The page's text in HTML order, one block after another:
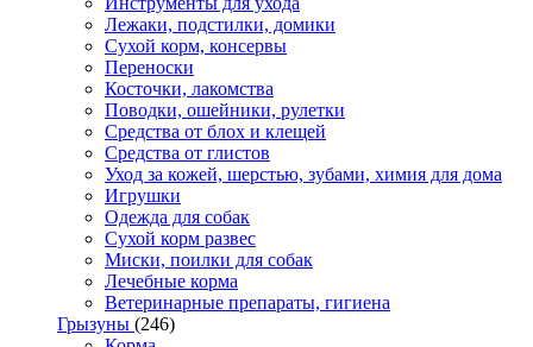
Лежаки, подстилки, домики
Сухой корм, консервы
Переноски
Косточки, лакомства
Поводки, ошейники, рулетки
Средства от блох и клещей
Средства от глистов
Уход за кожей, шерстью, зубами, химия для дома
Игрушки
Одежда для собак
Сухой корм развес
Миски, поилки для собак
Лечебные корма
Ветеринарные препараты, гигиена
Грызуны (246)